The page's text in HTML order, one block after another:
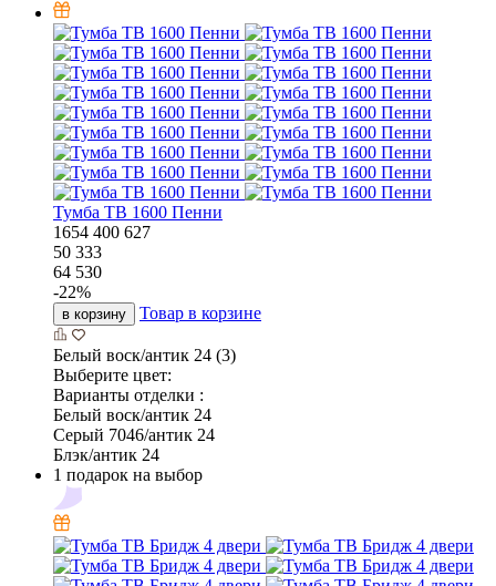
Тумба ТВ 1600 Пенни
1654 400 627
50 333
64 530
-22%
в корзину Товар в корзине
Белый воск/антик 24 (3)
Выберите цвет:
Варианты отделки :
Белый воск/антик 24
Серый 7046/антик 24
Блэк/антик 24
1 подарок на выбор